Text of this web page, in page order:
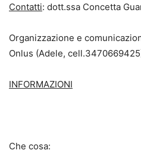
Contatti: dott.ssa Concetta
Organizzazione e
Onlus (Adele,
INFORMAZIONI
Che cosa: